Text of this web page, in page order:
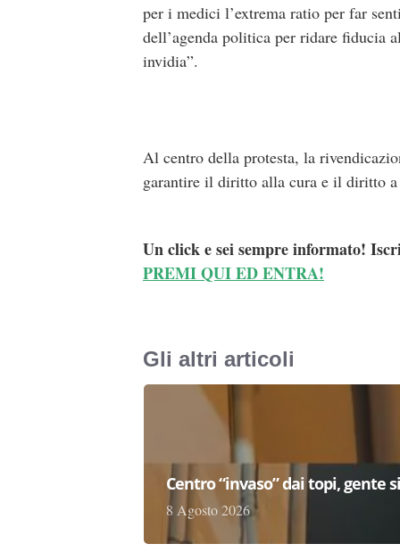
per i medici l’extrema ratio per far
dell’agenda politica per ridare fiducia
invidia”.
Al centro della protesta, la
garantire il diritto alla cura e il diritto
Un click e sei sempre informato!
PREMI QUI ED ENTRA!
Gli altri articoli
Centro “invaso” dai topi, gente
8 Agosto 2026